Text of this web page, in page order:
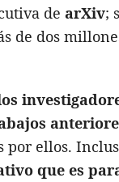
de arXiv;
de dos
por ellos.
que es